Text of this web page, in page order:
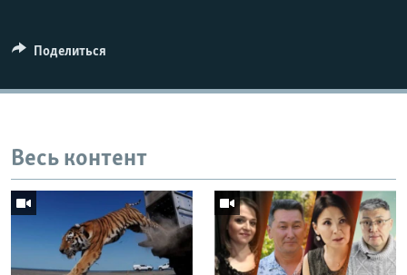
Поделиться
Весь контент